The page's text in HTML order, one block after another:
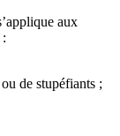
aux
de stupéfiants ;